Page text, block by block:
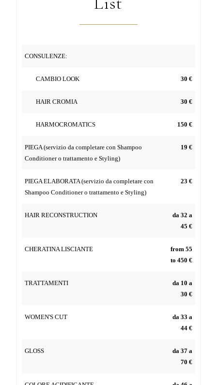
CONSULENZE:
CAMBIO LOOK 30 €
HAIR CROMIA 30 €
HARMOCROMATICS 150 €
PIEGA (servizio da completare con Shampoo
Conditioner o trattamento e Styling)
19 €
PIEGA ELABORATA (servizio da completare con
Shampoo Conditioner o trattamento e Styling)
23 €
HAIR RECONSTRUCTION
da 32 a
45 €
CHERATINA LISCIANTE
from 55
to 450 €
TRATTAMENTI
da 10 a
30 €
WOMEN'S CUT
da 33 a
44 €
GLOSS
da 37 a
70 €